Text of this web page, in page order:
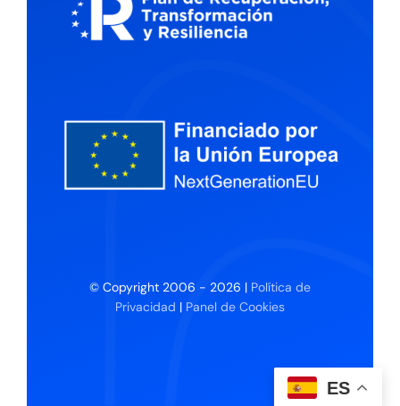
© Copyright 2006 - 2026 | Política de
Privacidad | Panel de Cookies
ES